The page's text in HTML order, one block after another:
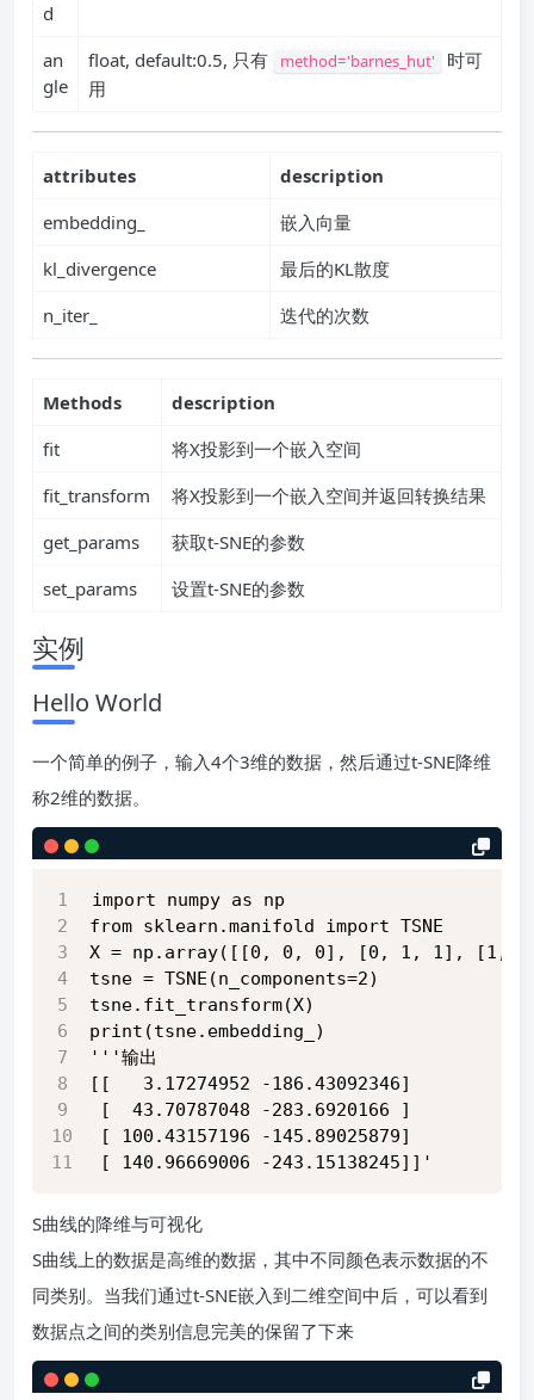
d
an
gle
float, default:0.5, 只有 method='barnes_hut'
时可
用
attributes
description
embedding_
嵌入向量
kl_divergence
最后的KL散度
n_iter_
迭代的次数
Methods
description
fit
将X投影到一个嵌入空间
fit_transform
将X投影到一个嵌入空间并返回转换结果
get_params
获取t-SNE的参数
set_params
设置t-SNE的参数
实例
Hello World
一个简单的例子，输入4个3维的数据，然后通过t-SNE降维
称2维的数据。
import numpy as np
from sklearn.manifold import TSNE
X = np.array([[0, 0, 0], [0, 1, 1], [1,
tsne = TSNE(n_components=2)
tsne.fit_transform(X)
print(tsne.embedding_)
'''输出
[[   3.17274952 -186.43092346]
[  43.70787048 -283.6920166 ]
[ 100.43157196 -145.89025879]
[ 140.96669006 -243.15138245]]'
S曲线的降维与可视化
S曲线上的数据是高维的数据，其中不同颜色表示数据的不
同类别。当我们通过t-SNE嵌入到二维空间中后，可以看到
数据点之间的类别信息完美的保留了下来